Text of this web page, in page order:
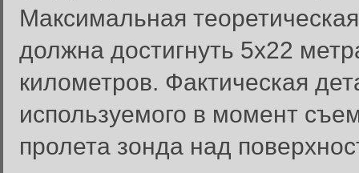
Максимальная
должна достигнуть 5х22
километров. Фактическая
используемого в момент
пролета зонда над